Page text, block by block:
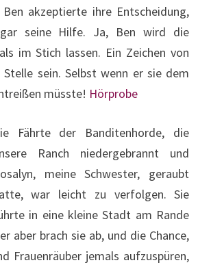
akzeptierte ihre Entscheidung,
seine Hilfe. Ja, Ben wird die
im Stich lassen. Ein Zeichen von
sein. Selbst wenn er sie dem
müsste! Hörprobe
Fährte der Banditenhorde, die
Ranch niedergebrannt und
meine Schwester, geraubt
war leicht zu verfolgen. Sie
in eine kleine Stadt am Rande
aber brach sie ab, und die Chance,
Frauenräuber jemals aufzuspüren,